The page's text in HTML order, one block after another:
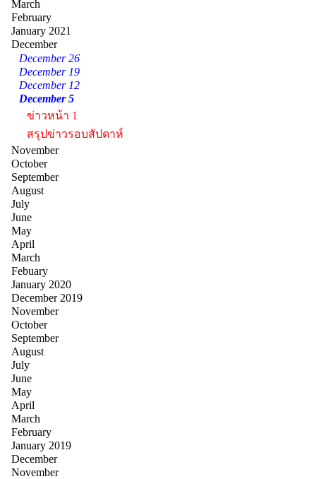
March
February
January 2021
December
December 26
December 19
December 12
December 5
ข่าวหน้า 1
สรุปข่าวรอบสัปดาห์
November
October
September
August
July
June
May
April
March
Febuary
January 2020
December 2019
November
October
September
August
July
June
May
April
March
February
January 2019
December
November